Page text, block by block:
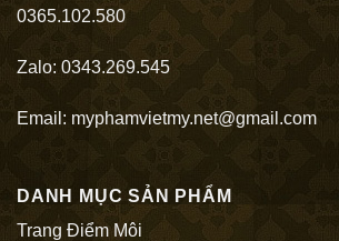
0365.102.580
Zalo: 0343.269.545
Email: myphamvietmy.net@gmail.com
DANH MỤC SẢN PHẨM
Trang Điểm Môi